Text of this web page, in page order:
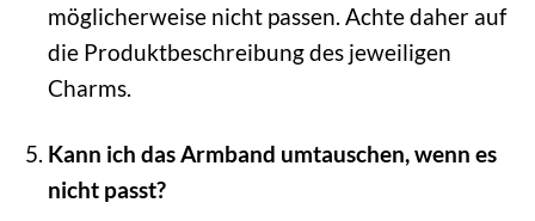
möglicherweise nicht passen. Achte daher auf
die Produktbeschreibung des jeweiligen
Charms.
Kann ich das Armband umtauschen, wenn es
nicht passt?